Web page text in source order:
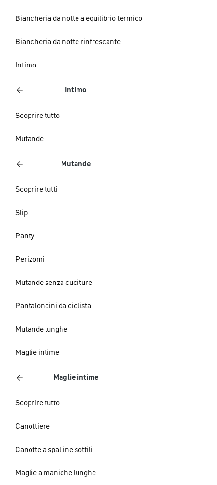
Biancheria da notte a equilibrio termico
Biancheria da notte rinfrescante
Intimo
Intimo
Scoprire tutto
Mutande
Mutande
Scoprire tutti
Slip
Panty
Perizomi
Mutande senza cuciture
Pantaloncini da ciclista
Mutande lunghe
Maglie intime
Maglie intime
Scoprire tutto
Canottiere
Canotte a spalline sottili
Maglie a maniche lunghe